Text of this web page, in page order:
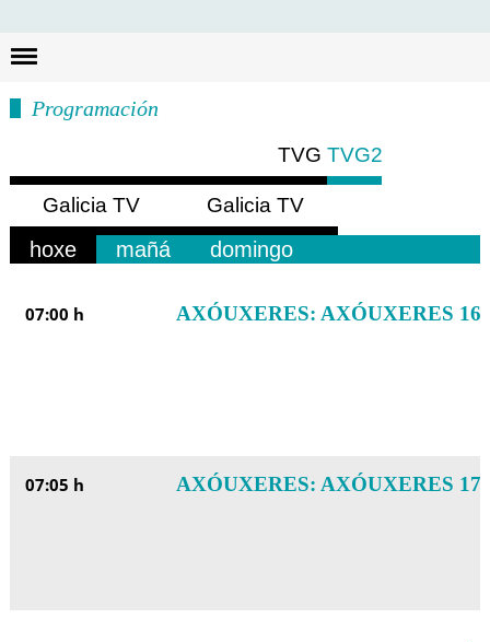
Programación
TVG TVG2
Galicia TV
Europa
Galicia TV
América
hoxe mañá domingo
07:00 h AXÓUXERES: AXÓUXERES 16
07:05 h AXÓUXERES: AXÓUXERES 17